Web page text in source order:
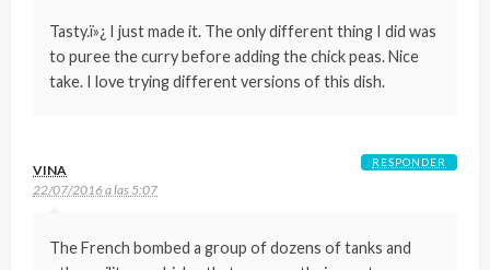
Tasty.ï»¿ I just made it. The only different thing I did was
to puree the curry before adding the chick peas. Nice
take. I love trying different versions of this dish.
VINA
22/07/2016 a las 5:07
The French bombed a group of dozens of tanks and
RESPONDER